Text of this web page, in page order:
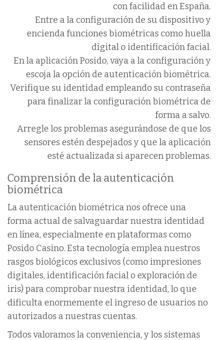
con facilidad en España.
Entre a la configuración de su dispositivo y
encienda funciones biométricas como huella
digital o identificación facial.
En la aplicación Posido, vaya a la configuración y
escoja la opción de autenticación biométrica.
Verifique su identidad empleando su contraseña
para finalizar la configuración biométrica de
forma a salvo.
Arregle los problemas asegurándose de que los
sensores estén despejados y que la aplicación
esté actualizada si aparecen problemas.
Comprensión de la autenticación
biométrica
La autenticación biométrica nos ofrece una
forma actual de salvaguardar nuestra identidad
en línea, especialmente en plataformas como
Posido Casino. Esta tecnología emplea nuestros
rasgos biológicos exclusivos (como impresiones
digitales, identificación facial o exploración de
iris) para comprobar nuestra identidad, lo que
dificulta enormemente el ingreso de usuarios no
autorizados a nuestras cuentas.
Todos valoramos la conveniencia, y los sistemas